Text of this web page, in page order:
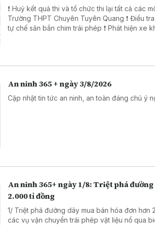
❗ Huỷ kết quả thi và tổ chức thi lại tất cả các
Trường THPT Chuyên Tuyên Quang ❗ Điều tra nhóm 3 đối tượng sử dụng súng
tự chế săn bắn chim trái phép ❗ Phát hiện xe khách chở hơn 800 kg thực phẩm
An ninh 365 + ngày 3/8/2026
Cập nhật tin tức an ninh, an toàn đáng chú ý
An ninh 365+ ngày 1/8: Triệt phá
2.000 tỉ đồng
1/ Triệt phá đường dây mua bán hóa đơn hơn
các vụ vận chuyển trái phép vật liệu nổ qua biên giới 3/ Xác minh